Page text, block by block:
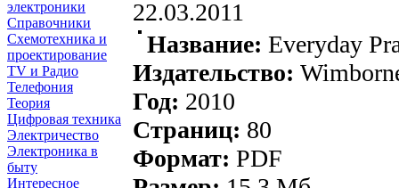
электроники
Справочники
Схемотехника и
проектирование
TV и Радио
Телефония
Теория
Цифровая техника
Электричество
Электроника в
быту
Интересное
22.03.2011
Название: Everyday
Издательство:
Год: 2010
Страниц: 80
Формат: PDF